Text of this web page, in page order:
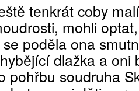
tenkrát coby
mohli
poděla ona
dlažka a oni
pohřbu soudruha